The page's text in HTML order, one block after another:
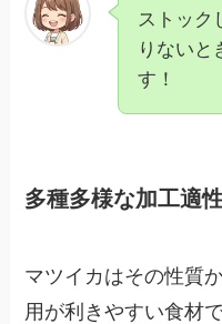
ストック
りないと
す！
多種多様な加工適
マツイカはその性質
用が利きやすい食材